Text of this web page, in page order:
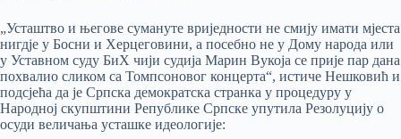
„Усташтво и његове сумануте вриједности не смију имати мјеста
нигдје у Босни и Херцеговини, а посебно не у Дому народа или
у Уставном суду БиХ чији судија Марин Вукоја се прије пар дана
похвалио сликом са Томпсоновог концерта“, истиче Нешковић и
подсјећа да је Српска демократска странка у процедуру у
Народној скупштини Републике Српске упутила Резолуцију о
осуди величања усташке идеологије: